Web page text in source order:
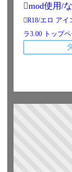
mod使用/
R18/エロ アイ
ラ3.00 トップ